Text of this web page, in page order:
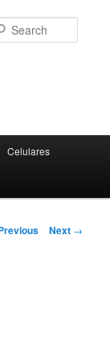
Celulares
Next →